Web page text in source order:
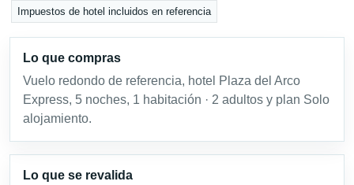
Impuestos de hotel incluidos en referencia
Lo que compras
Vuelo redondo de referencia, hotel Plaza del Arco
Express, 5 noches, 1 habitación · 2 adultos y plan Solo
alojamiento.
Lo que se revalida